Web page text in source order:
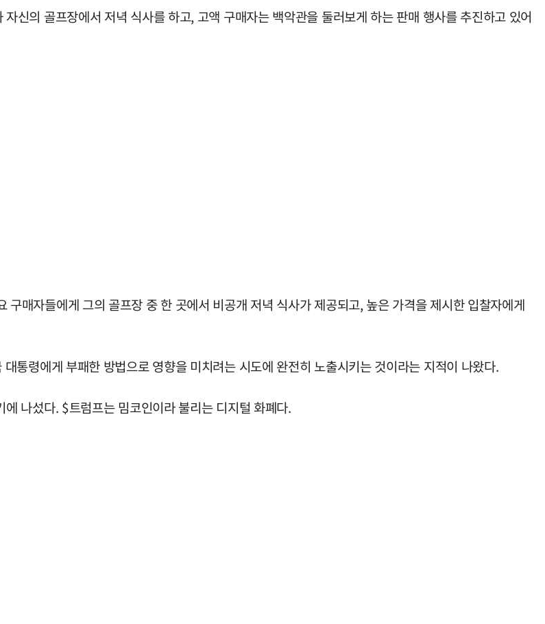
신의 골프장에서 저녁 식사를 하고, 고액 구매자는 백악관을 둘러보게 하는 판매 행사를 추진하고 있어
매자들에게 그의 골프장 중 한 곳에서 비공개 저녁 식사가 제공되고, 높은 가격을 제시한 입찰자에게
통령에게 부패한 방법으로 영향을 미치려는 시도에 완전히 노출시키는 것이라는 지적이 나왔다.
나섰다. $트럼프는 밈코인이라 불리는 디지털 화폐다.